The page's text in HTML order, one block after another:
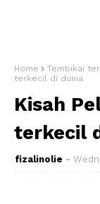
Home Tembikai
terkecil di dunia
Kisah
terkecil
fizalinolie